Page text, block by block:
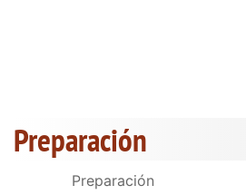
Preparación
Preparación